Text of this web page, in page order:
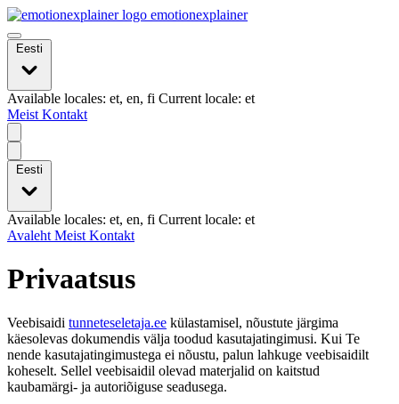
emotionexplainer
Eesti
Available locales: et, en, fi Current locale: et
Meist Kontakt
Eesti
Available locales: et, en, fi Current locale: et
Avaleht Meist Kontakt
Privaatsus
Veebisaidi tunneteseletaja.ee külastamisel, nõustute järgima
käesolevas dokumendis välja toodud kasutajatingimusi. Kui Te
nende kasutajatingimustega ei nõustu, palun lahkuge veebisaidilt
koheselt. Sellel veebisaidil olevad materjalid on kaitstud
kaubamärgi- ja autoriõiguse seadusega.